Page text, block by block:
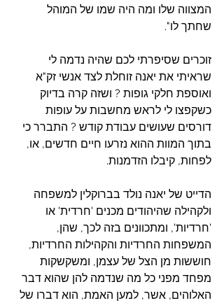
המצווה שלו ומה היה שמו של המוהל
שחתך לו".
זוכרים שסיפרתי לכם שהיה נדמה לי
שראיתי את יאנה זוחלת לצד אנשי זק"א
ואוספת חלקי גופות ? ושזה קרה בדיוק
כשקפצו לי לראש מחשבות על עופות
דורסים שעושים עבודת קודש ? התברר כי
בתוך המוות ההוא נזרעו חיים חדשים, או,
לפחות, קיבלו הזדמנות.
הדייט של יאנה נולד בברוקלין למשפחה
ולקהילה שהיהודים מכנים 'חרדית' או
'חרדיות', ומתכוונים בזה לכך, שהן,
המשפחות החרדיות והקהילות החרדיות,
חוששות מן הצל של עצמן, ומשקשקות
מפחד מפני כל מה שנדמה להן שהוא דבר
האלוהים, אשר, למען האמת, הוא דברו של